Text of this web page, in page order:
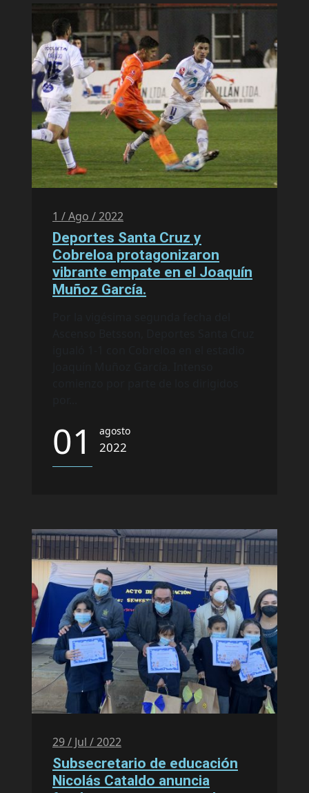
1 / Ago / 2022
Deportes Santa Cruz y
Cobreloa protagonizaron
vibrante empate en el Joaquín
Muñoz García.
01 agosto
2022
29 / Jul / 2022
Subsecretario de educación
Nicolás Cataldo anuncia